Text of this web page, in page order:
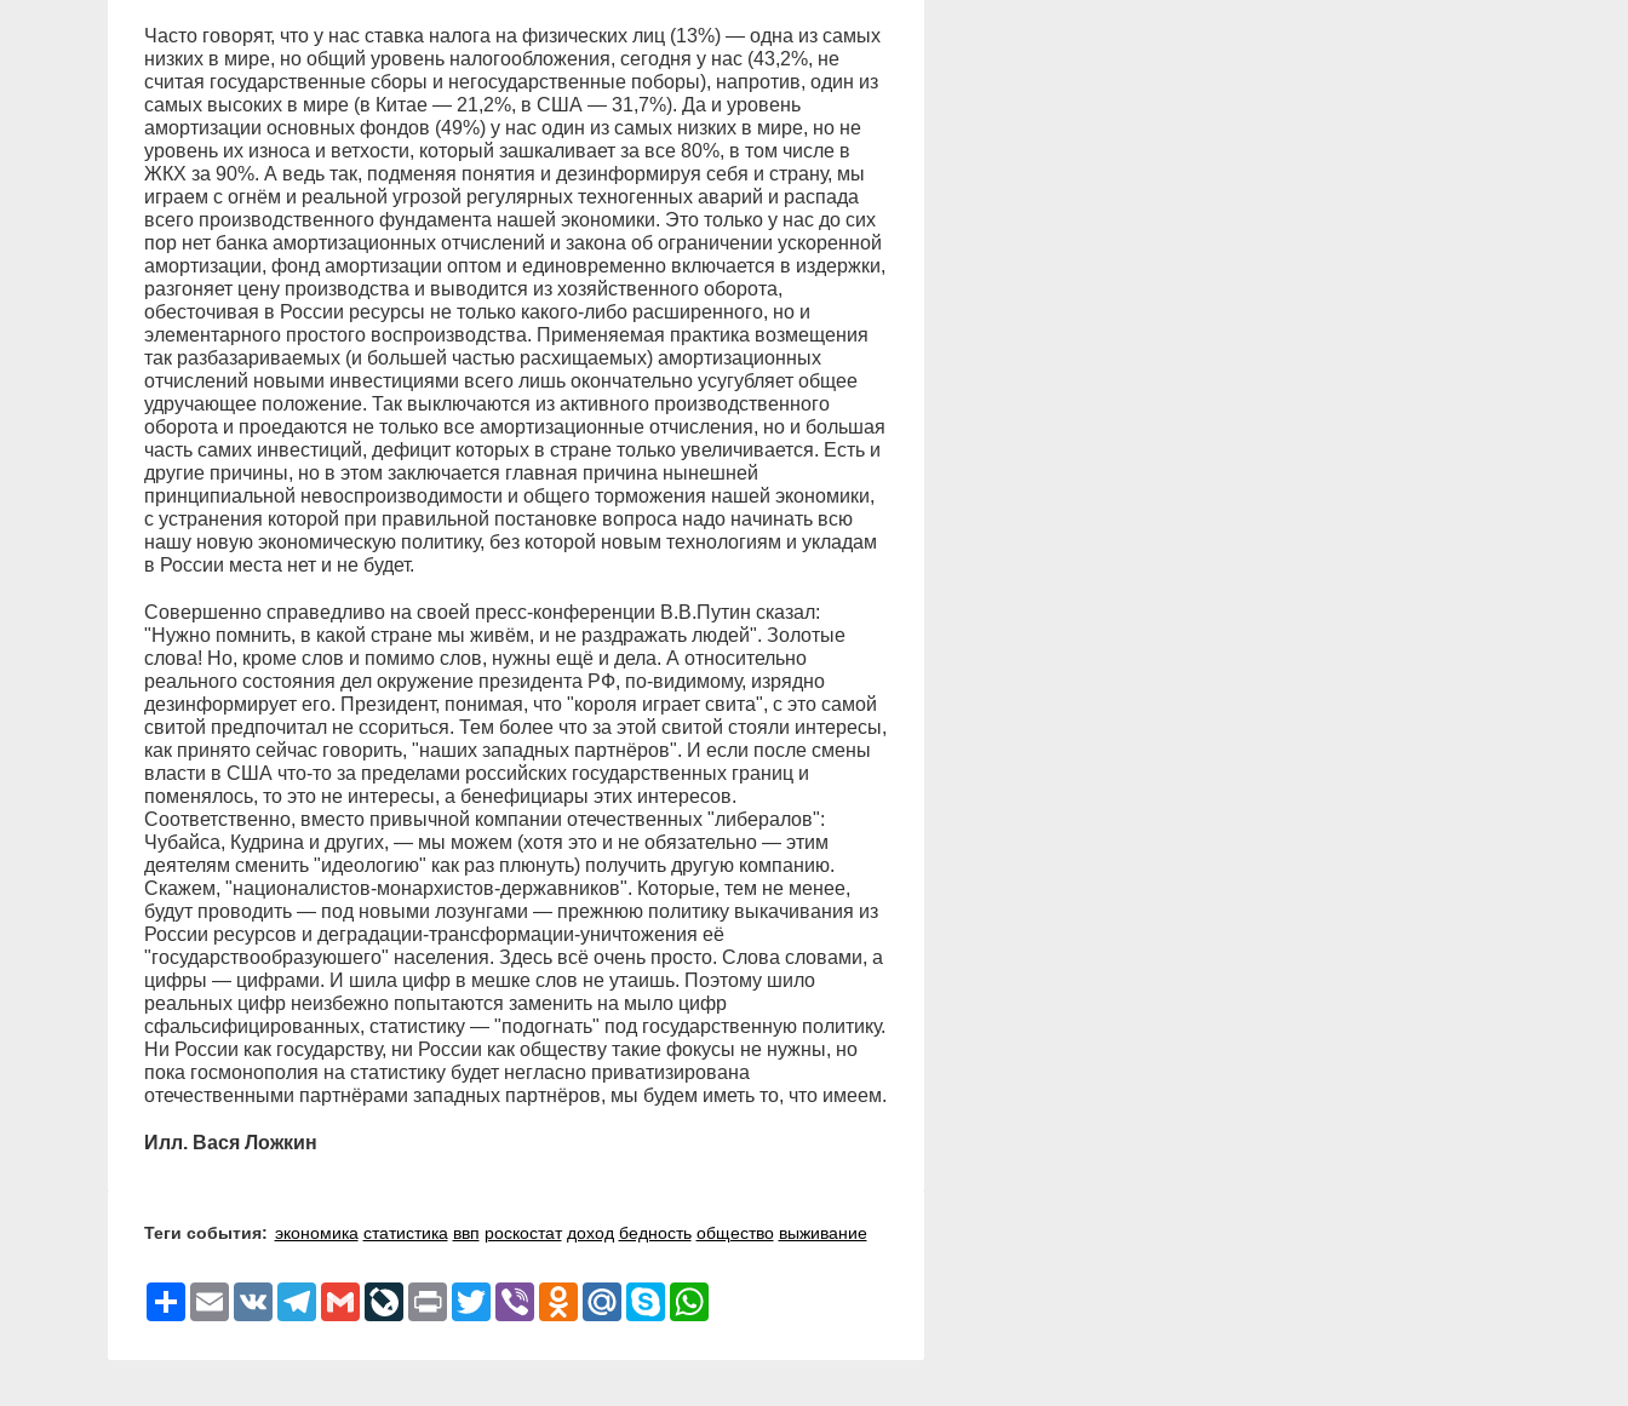
Часто говорят, что у нас ставка налога на физических лиц (13%) — одна из самых
низких в мире, но общий уровень налогообложения, сегодня у нас (43,2%, не
считая государственные сборы и негосударственные поборы), напротив, один из
самых высоких в мире (в Китае — 21,2%, в США — 31,7%). Да и уровень
амортизации основных фондов (49%) у нас один из самых низких в мире, но не
уровень их износа и ветхости, который зашкаливает за все 80%, в том числе в
ЖКХ за 90%. А ведь так, подменяя понятия и дезинформируя себя и страну, мы
играем с огнём и реальной угрозой регулярных техногенных аварий и распада
всего производственного фундамента нашей экономики. Это только у нас до сих
пор нет банка амортизационных отчислений и закона об ограничении ускоренной
амортизации, фонд амортизации оптом и единовременно включается в издержки,
разгоняет цену производства и выводится из хозяйственного оборота,
обесточивая в России ресурсы не только какого-либо расширенного, но и
элементарного простого воспроизводства. Применяемая практика возмещения
так разбазариваемых (и большей частью расхищаемых) амортизационных
отчислений новыми инвестициями всего лишь окончательно усугубляет общее
удручающее положение. Так выключаются из активного производственного
оборота и проедаются не только все амортизационные отчисления, но и большая
часть самих инвестиций, дефицит которых в стране только увеличивается. Есть и
другие причины, но в этом заключается главная причина нынешней
принципиальной невоспроизводимости и общего торможения нашей экономики,
с устранения которой при правильной постановке вопроса надо начинать всю
нашу новую экономическую политику, без которой новым технологиям и укладам
в России места нет и не будет.
Совершенно справедливо на своей пресс-конференции В.В.Путин сказал:
"Нужно помнить, в какой стране мы живём, и не раздражать людей". Золотые
слова! Но, кроме слов и помимо слов, нужны ещё и дела. А относительно
реального состояния дел окружение президента РФ, по-видимому, изрядно
дезинформирует его. Президент, понимая, что "короля играет свита", с это самой
свитой предпочитал не ссориться. Тем более что за этой свитой стояли интересы,
как принято сейчас говорить, "наших западных партнёров". И если после смены
власти в США что-то за пределами российских государственных границ и
поменялось, то это не интересы, а бенефициары этих интересов.
Соответственно, вместо привычной компании отечественных "либералов":
Чубайса, Кудрина и других, — мы можем (хотя это и не обязательно — этим
деятелям сменить "идеологию" как раз плюнуть) получить другую компанию.
Скажем, "националистов-монархистов-державников". Которые, тем не менее,
будут проводить — под новыми лозунгами — прежнюю политику выкачивания из
России ресурсов и деградации-трансформации-уничтожения её
"государствообразуюшего" населения. Здесь всё очень просто. Слова словами, а
цифры — цифрами. И шила цифр в мешке слов не утаишь. Поэтому шило
реальных цифр неизбежно попытаются заменить на мыло цифр
сфальсифицированных, статистику — "подогнать" под государственную политику.
Ни России как государству, ни России как обществу такие фокусы не нужны, но
пока госмонополия на статистику будет негласно приватизирована
отечественными партнёрами западных партнёров, мы будем иметь то, что имеем.
Илл. Вася Ложкин
Теги события: экономика статистика ввп роскостат доход бедность общество выживание
РесурсEmail VK Telegram
GmailLiveJournal
Print TwitterViber Odnoklassniki
Mail.RuSkypeWhatsApp